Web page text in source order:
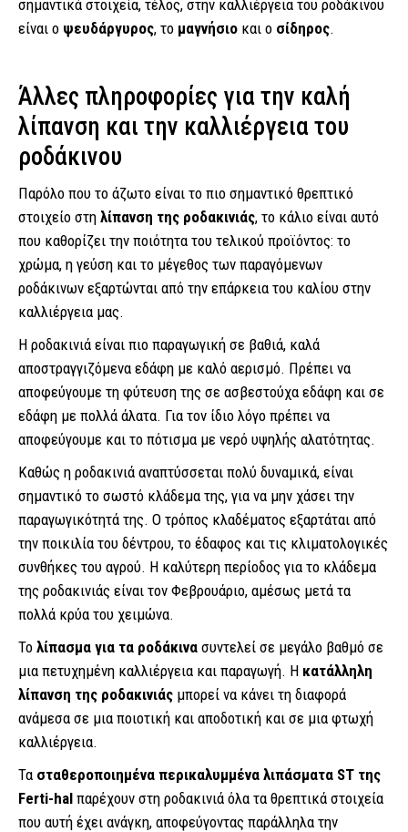
σημαντικά στοιχεία, τέλος, στην καλλιέργεια του ροδάκινου
είναι ο ψευδάργυρος, το μαγνήσιο και ο σίδηρος.
Άλλες πληροφορίες για την καλή
λίπανση και την καλλιέργεια του
ροδάκινου
Παρόλο που το άζωτο είναι το πιο σημαντικό θρεπτικό
στοιχείο στη λίπανση της ροδακινιάς, το κάλιο είναι αυτό
που καθορίζει την ποιότητα του τελικού προϊόντος: το
χρώμα, η γεύση και το μέγεθος των παραγόμενων
ροδάκινων εξαρτώνται από την επάρκεια του καλίου στην
καλλιέργεια μας.
Η ροδακινιά είναι πιο παραγωγική σε βαθιά, καλά
αποστραγγιζόμενα εδάφη με καλό αερισμό. Πρέπει να
αποφεύγουμε τη φύτευση της σε ασβεστούχα εδάφη και σε
εδάφη με πολλά άλατα. Για τον ίδιο λόγο πρέπει να
αποφεύγουμε και το πότισμα με νερό υψηλής αλατότητας.
Καθώς η ροδακινιά αναπτύσσεται πολύ δυναμικά, είναι
σημαντικό το σωστό κλάδεμα της, για να μην χάσει την
παραγωγικότητά της. Ο τρόπος κλαδέματος εξαρτάται από
την ποικιλία του δέντρου, το έδαφος και τις κλιματολογικές
συνθήκες του αγρού. Η καλύτερη περίοδος για το κλάδεμα
της ροδακινιάς είναι τον Φεβρουάριο, αμέσως μετά τα
πολλά κρύα του χειμώνα.
Το λίπασμα για τα ροδάκινα συντελεί σε μεγάλο βαθμό σε
μια πετυχημένη καλλιέργεια και παραγωγή. Η κατάλληλη
λίπανση της ροδακινιάς μπορεί να κάνει τη διαφορά
ανάμεσα σε μια ποιοτική και αποδοτική και σε μια φτωχή
καλλιέργεια.
Τα σταθεροποιημένα περικαλυμμένα λιπάσματα ST της
Ferti-hal παρέχουν στη ροδακινιά όλα τα θρεπτικά στοιχεία
που αυτή έχει ανάγκη, αποφεύγοντας παράλληλα την